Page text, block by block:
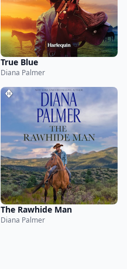
True Blue
Diana Palmer
The Rawhide Man
Diana Palmer